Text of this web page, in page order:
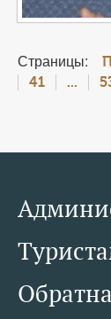
Страницы:
41
...